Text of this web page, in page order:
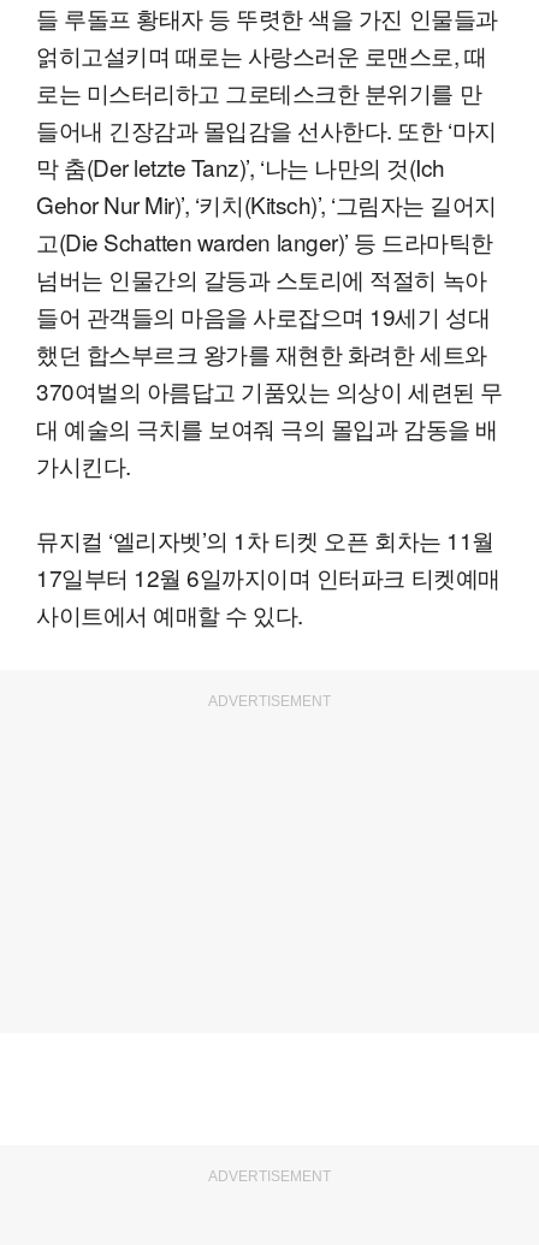
들 루돌프 황태자 등 뚜렷한 색을 가진 인물들과
얽히고설키며 때로는 사랑스러운 로맨스로, 때
로는 미스터리하고 그로테스크한 분위기를 만
들어내 긴장감과 몰입감을 선사한다. 또한 ‘마지
막 춤(Der letzte Tanz)’, ‘나는 나만의 것(Ich
Gehor Nur Mir)’, ‘키치(Kitsch)’, ‘그림자는 길어지
고(Die Schatten warden langer)’ 등 드라마틱한
넘버는 인물간의 갈등과 스토리에 적절히 녹아
들어 관객들의 마음을 사로잡으며 19세기 성대
했던 합스부르크 왕가를 재현한 화려한 세트와
370여벌의 아름답고 기품있는 의상이 세련된 무
대 예술의 극치를 보여줘 극의 몰입과 감동을 배
가시킨다.
뮤지컬 ‘엘리자벳’의 1차 티켓 오픈 회차는 11월
17일부터 12월 6일까지이며 인터파크 티켓예매
사이트에서 예매할 수 있다.
ADVERTISEMENT
ADVERTISEMENT